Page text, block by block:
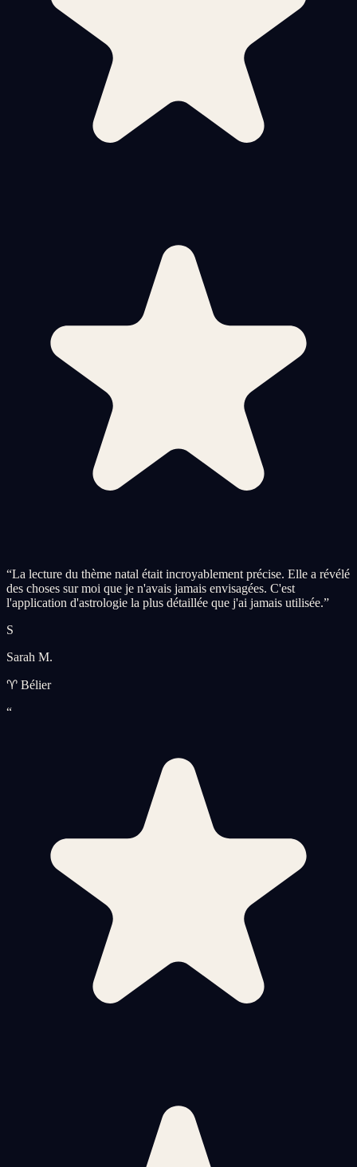
“La lecture du thème natal était incroyablement précise. Elle a révélé
des choses sur moi que je n'avais jamais envisagées. C'est
l'application d'astrologie la plus détaillée que j'ai jamais utilisée.”
S
Sarah M.
♈ Bélier
“